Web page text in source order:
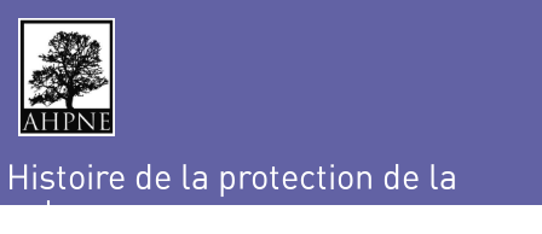
Histoire de la protection de la
nature